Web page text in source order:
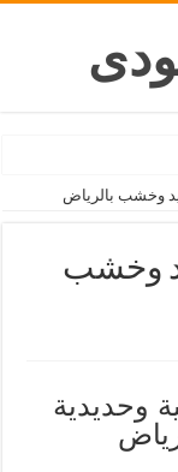
وخشب بالرياض
وخشب
وحديدية